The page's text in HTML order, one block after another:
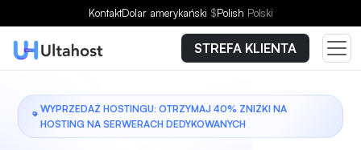
KontaktDolar amerykański $Polish Polski
STREFA KLIENTA
WYPRZEDAŻ HOSTINGU: OTRZYMAJ 40% ZNIŻKI NA
HOSTING NA SERWERACH DEDYKOWANYCH